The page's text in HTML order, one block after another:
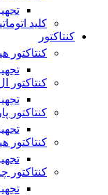
کلید
کنتاکتور
کنتاکتور
کنتاکتور
کنتاکتور
کنتاکتور
کنتاکتور